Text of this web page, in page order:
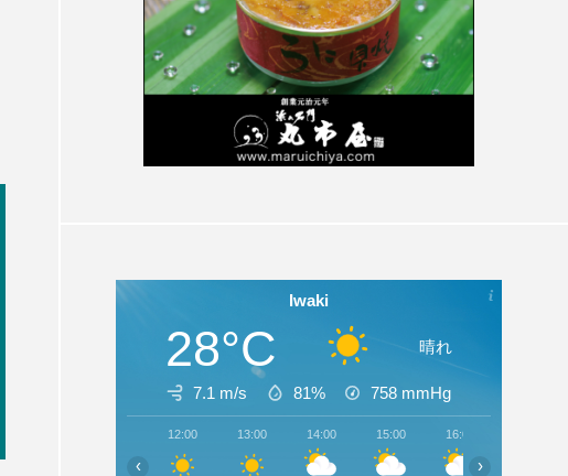
Iwaki
28°C 晴れ
7.1 m/s 81% 758 mmHg
12:00 13:00 14:00 15:00 16:00
‹ ›